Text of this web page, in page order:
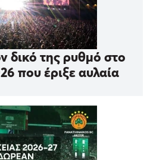
δικό της ρυθμό στο
που έριξε αυλαία